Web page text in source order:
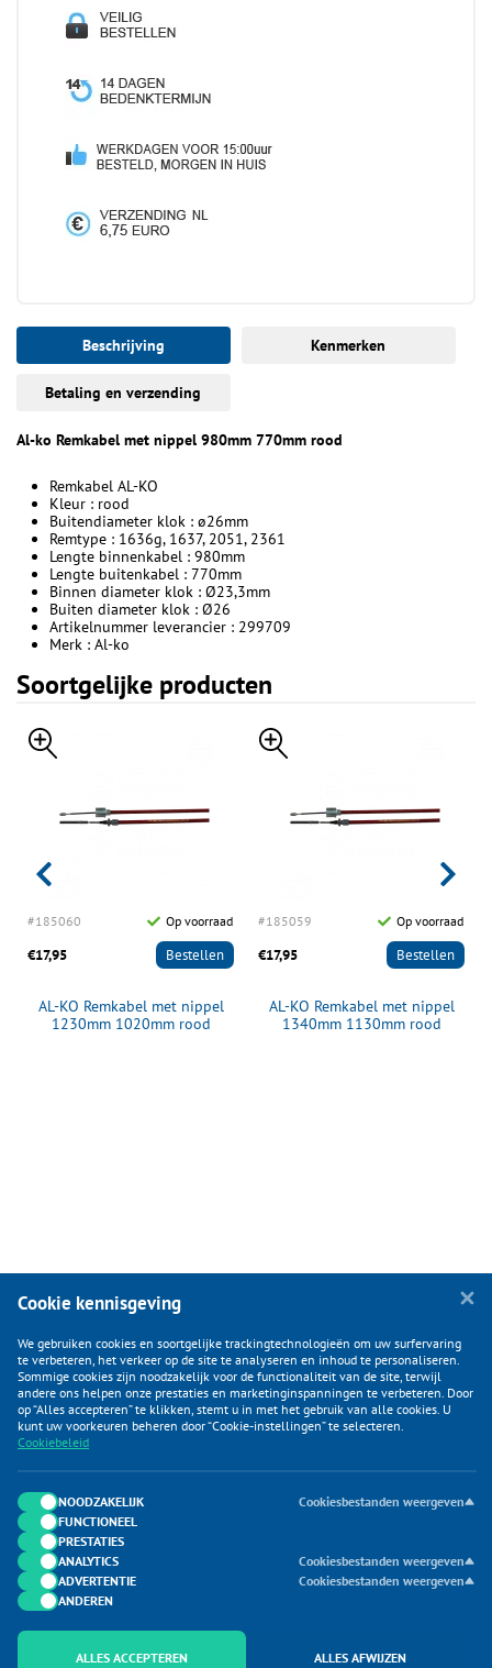
Beschrijving Kenmerken
Betaling en verzending
Al-ko Remkabel met nippel 980mm 770mm rood
Remkabel AL-KO
Kleur : rood
Buitendiameter klok : ø26mm
Remtype : 1636g, 1637, 2051, 2361
Lengte binnenkabel : 980mm
Lengte buitenkabel : 770mm
Binnen diameter klok : Ø23,3mm
Buiten diameter klok : Ø26
Artikelnummer leverancier : 299709
Merk : Al-ko
Soortgelijke producten
#185060 Op voorraad
€17,95 Bestellen
AL-KO Remkabel met nippel
1230mm 1020mm rood
#185059 Op voorraad
€17,95 Bestellen
AL-KO Remkabel met nippel
1340mm 1130mm rood
KLANTENSERVICE
CATEGORIEËN
DUIJVELAAR E-COMMERCE
CONTACTEN
Cookie kennisgeving
We gebruiken cookies en soortgelijke trackingtechnologieën om uw surfervaring
te verbeteren, het verkeer op de site te analyseren en inhoud te personaliseren.
Sommige cookies zijn noodzakelijk voor de functionaliteit van de site, terwijl
andere ons helpen onze prestaties en marketinginspanningen te verbeteren. Door
op “Alles accepteren” te klikken, stemt u in met het gebruik van alle cookies. U
kunt uw voorkeuren beheren door “Cookie-instellingen” te selecteren.
Cookiebeleid
NOODZAKELIJK
Cookiesbestanden weergeven
FUNCTIONEEL
PRESTATIES
ANALYTICS
Cookiesbestanden weergeven
ADVERTENTIE
Cookiesbestanden weergeven
ANDEREN
ALLES ACCEPTEREN ALLES AFWIJZEN